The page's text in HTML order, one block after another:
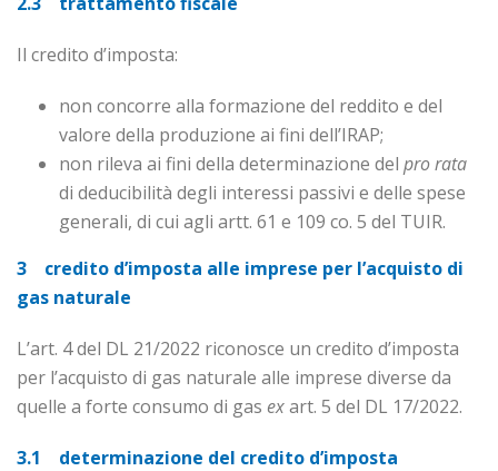
Il credito d’imposta:
non concorre alla formazione del reddito e del
valore della produzione ai fini dell’IRAP;
non rileva ai fini della determinazione del pro rata
di deducibilità degli interessi passivi e delle spese
generali, di cui agli artt. 61 e 109 co. 5 del TUIR.
3 credito d’imposta alle imprese per l’acquisto di
gas naturale
L’art. 4 del DL 21/2022 riconosce un credito d’imposta
per l’acquisto di gas naturale alle imprese diverse da
quelle a forte consumo di gas exart. 5 del DL 17/2022.
3.1 determinazione del credito d’imposta